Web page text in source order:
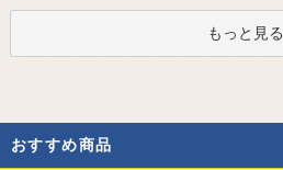
もっと見る
おすすめ商品